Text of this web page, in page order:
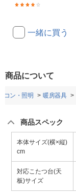
一緒に買う
商品について
コン・照明 暖房器具
商品スペック
本体サイズ(横×縦)
cm
対応こたつ台(天
板)サイズ